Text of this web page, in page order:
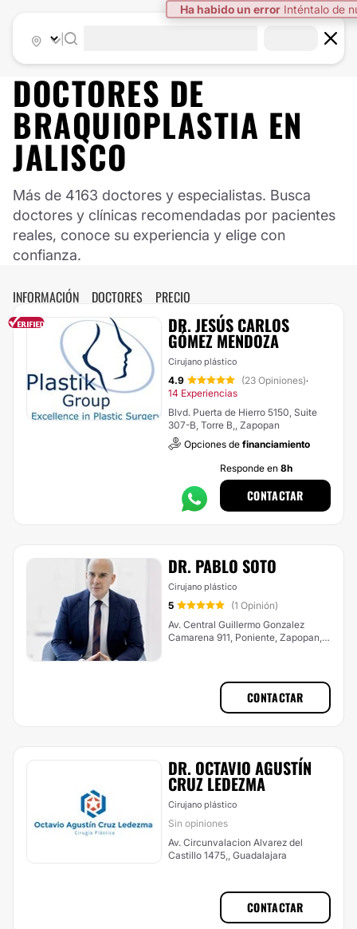
DOCTORES DE
BRAQUIOPLASTIA EN
JALISCO
Más de 4163 doctores y especialistas. Busca
doctores y clínicas recomendadas por pacientes
reales, conoce su experiencia y elige con
confianza.
INFORMACIÓN DOCTORES PRECIO
DR. JESÚS CARLOS
GÓMEZ MENDOZA
Cirujano plástico
4.9 (23 Opiniones)·
14 Experiencias
Blvd. Puerta de Hierro 5150, Suite
307-B, Torre B,, Zapopan
Opciones de financiamiento
Responde en 8h
CONTACTAR
DR. PABLO SOTO
Cirujano plástico
5
(1 Opinión)
Av. Central Guillermo Gonzalez
Camarena 911, Poniente, Zapopan,
CONTACTAR
DR. OCTAVIO AGUSTÍN
CRUZ LEDEZMA
Cirujano plástico
Sin opiniones
Av. Circunvalacion Alvarez del
Castillo 1475,, Guadalajara
CONTACTAR